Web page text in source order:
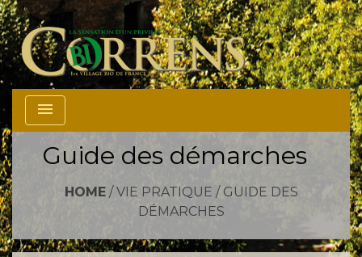
menu
Guide des démarches
HOME/ VIE PRATIQUE / GUIDE DES
DÉMARCHES